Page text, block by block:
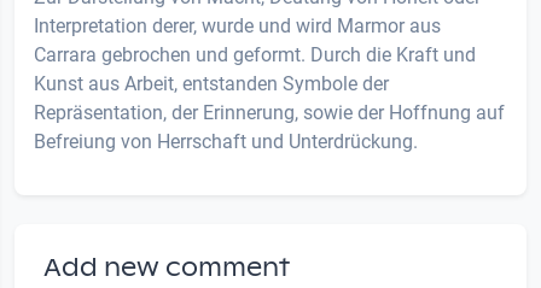
Interpretation derer, wurde und wird Marmor aus
Carrara gebrochen und geformt. Durch die Kraft und
Kunst aus Arbeit, entstanden Symbole der
Repräsentation, der Erinnerung, sowie der Hoffnung auf
Befreiung von Herrschaft und Unterdrückung.
Add new comment